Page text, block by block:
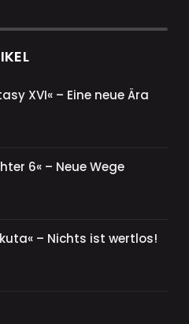
XVI« – Eine neue Ära
6« – Neue Wege
– Nichts ist wertlos!